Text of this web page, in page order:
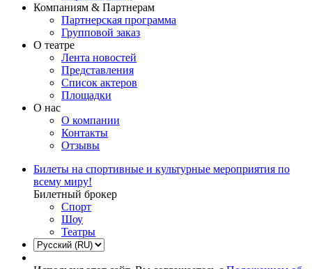
Компаниям & Партнерам
Партнерская программа
Групповой заказ
О театре
Лента новостей
Представления
Список актеров
Площадки
О нас
О компании
Контакты
Отзывы
Билеты на спортивные и культурные мероприятия по
всему миру!
Билетный брокер
Спорт
Шоу
Театры